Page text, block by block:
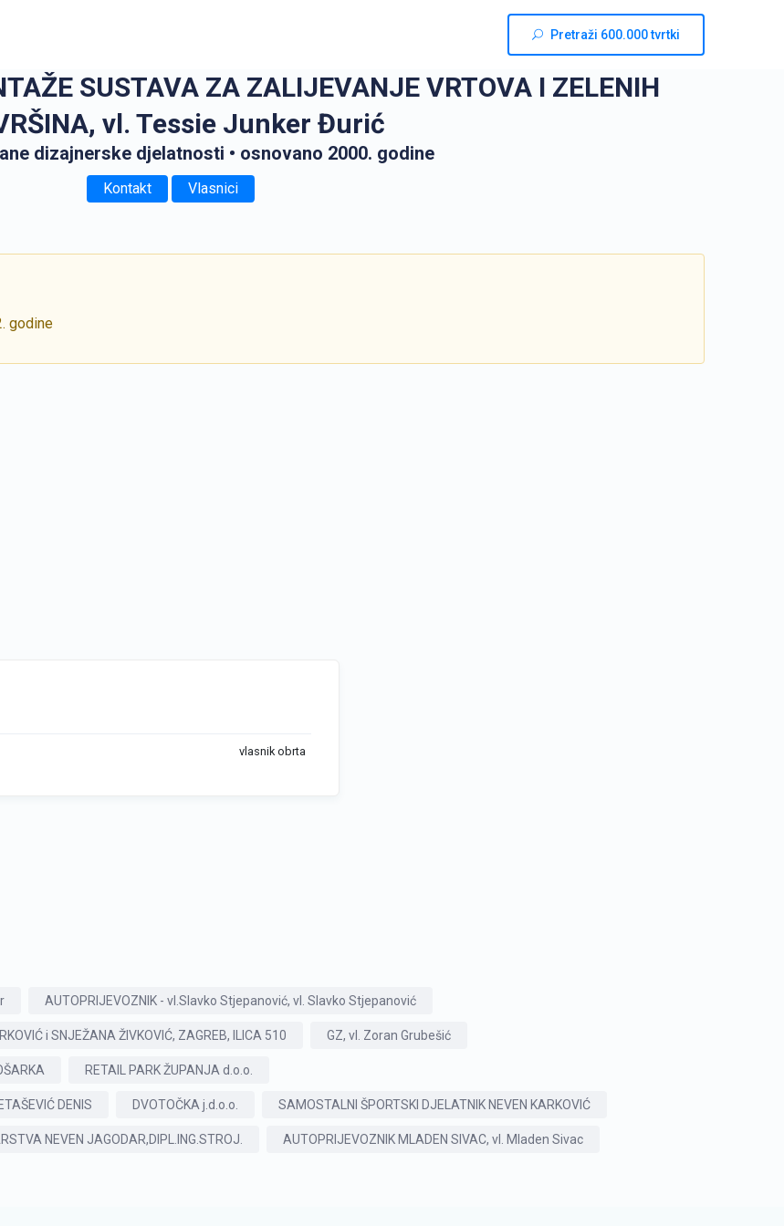
Pretraži 600.000 tvrtki
SUSTAVA ZA ZALIJEVANJE VRTOVA I ZELENIH
vl. Tessie Junker Đurić
dizajnerske djelatnosti • osnovano 2000. godine
Kontakt Vlasnici
godine
vlasnik obrta
AUTOPRIJEVOZNIK - vl.Slavko Stjepanović, vl. Slavko Stjepanović
i SNJEŽANA ŽIVKOVIĆ, ZAGREB, ILICA 510 GZ, vl. Zoran Grubešić
RETAIL PARK ŽUPANJA d.o.o.
DENIS DVOTOČKA j.d.o.o. SAMOSTALNI ŠPORTSKI DJELATNIK NEVEN KARKOVIĆ
NEVEN JAGODAR,DIPL.ING.STROJ. AUTOPRIJEVOZNIK MLADEN SIVAC, vl. Mladen Sivac